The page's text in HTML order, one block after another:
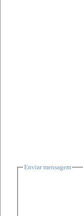
Enviar mensagem